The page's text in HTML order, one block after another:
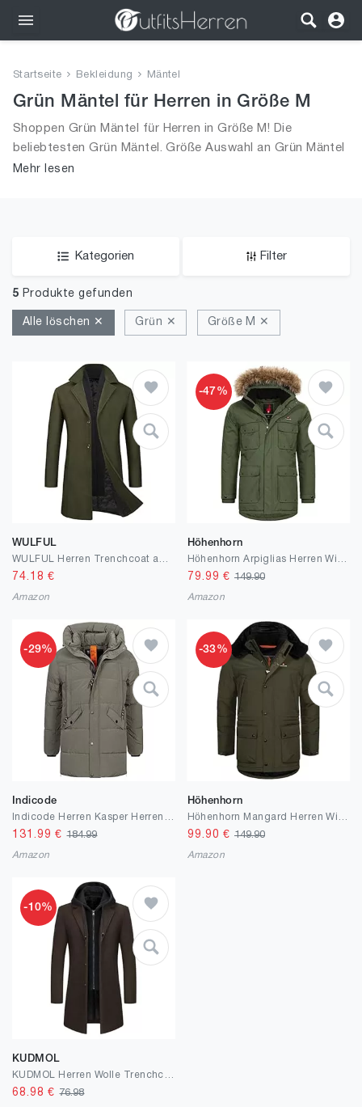
Bekleidung
Wäsche
Schuhe
Startseite Bekleidung Mäntel
Grün Mäntel für Herren in Größe M
Shoppen Grün Mäntel für Herren in Größe M! Die
beliebtesten Grün Mäntel. Größe Auswahl an Grün Mäntel
in Größe M und alle Trends aus 2026 für Männer!
Mehr lesen
Kategorien Filter
5 Produkte gefunden
Alle löschen ✕ Grün ✕ Größe M ✕
WULFUL
74.18 €
Amazon
-47%
Höhenhorn
79.99 € 149.90
Amazon
-29%
Indicode
131.99 €184.99
Amazon
-33%
Höhenhorn
99.90 € 149.90
Amazon
-10%
KUDMOL
68.98 €76.98